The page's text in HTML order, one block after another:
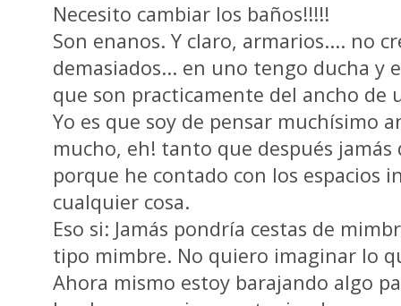
Necesito cambiar los baños!!!!!
Son enanos. Y claro, armarios.... no
demasiados... en uno tengo ducha y
que son practicamente del ancho de
Yo es que soy de pensar muchísimo
mucho, eh! tanto que después
porque he contado con los espacios
cualquier cosa.
Eso si: Jamás pondría cestas de
tipo mimbre. No quiero imaginar lo
Ahora mismo estoy barajando algo